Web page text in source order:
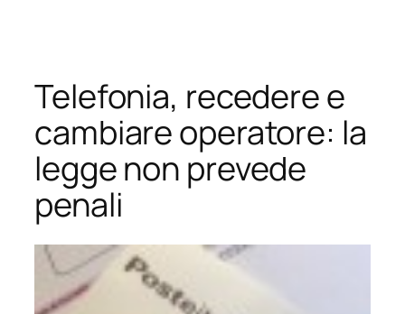
contenuto
Telefonia, recedere e
cambiare operatore: la
legge non prevede
penali